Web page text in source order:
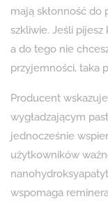
mają skłonność do
szkliwie. Jeśli
a do tego nie
przyjemności, taka
Producent
wygładzającym
jednocześnie
użytkowników
wspomaga